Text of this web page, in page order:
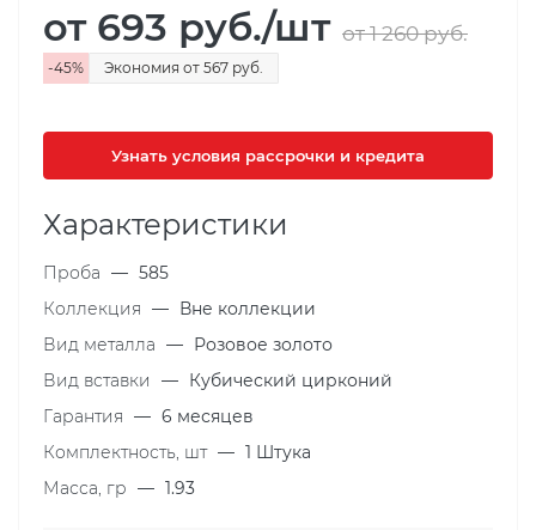
от 693 руб./шт от 1 260руб.
-45% Экономия от 567 руб.
Узнать условия рассрочки и кредита
Характеристики
Проба — 585
Коллекция — Вне коллекции
Вид металла — Розовое золото
Вид вставки
— Кубический цирконий
Гарантия — 6 месяцев
Комплектность, шт — 1 Штука
Масса, гр — 1.93